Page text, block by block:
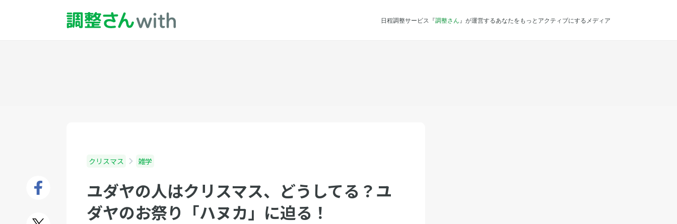
日程調整サービス『調整さん 』が運営するあなたをもっとアクティブにするメディア
クリスマス 雑学
ユダヤの人はクリスマス、どうしてる？ユ
ダヤのお祭り「ハヌカ」に迫る！